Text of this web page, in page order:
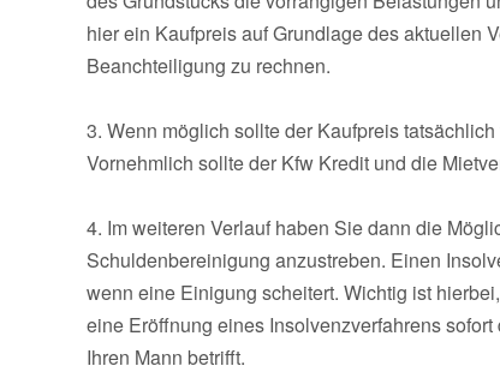
hier ein Kaufpreis auf Grundlage des aktuellen
Beanchteiligung zu rechnen.
3. Wenn möglich sollte der Kaufpreis
Vornehmlich sollte der Kfw Kredit und die
4. Im weiteren Verlauf haben Sie dann die
Schuldenbereinigung anzustreben. Einen
wenn eine Einigung scheitert. Wichtig ist
eine Eröffnung eines Insolvenzverfahrens
Ihren Mann betrifft.